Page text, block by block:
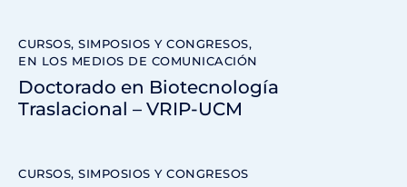
CURSOS, SIMPOSIOS Y CONGRESOS,
EN LOS MEDIOS DE COMUNICACIÓN
Doctorado en Biotecnología
Traslacional – VRIP-UCM
CURSOS, SIMPOSIOS Y CONGRESOS